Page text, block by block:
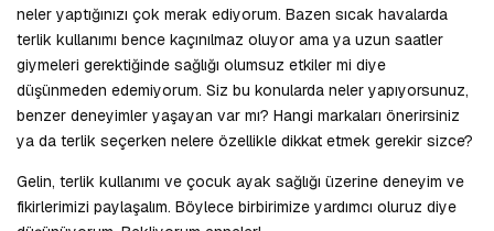
neler yaptığınızı çok merak ediyorum. Bazen sıcak havalarda
terlik kullanımı bence kaçınılmaz oluyor ama ya uzun saatler
giymeleri gerektiğinde sağlığı olumsuz etkiler mi diye
düşünmeden edemiyorum. Siz bu konularda neler yapıyorsunuz,
benzer deneyimler yaşayan var mı? Hangi markaları önerirsiniz
ya da terlik seçerken nelere özellikle dikkat etmek gerekir sizce?
Gelin, terlik kullanımı ve çocuk ayak sağlığı üzerine deneyim ve
fikirlerimizi paylaşalım. Böylece birbirimize yardımcı oluruz diye